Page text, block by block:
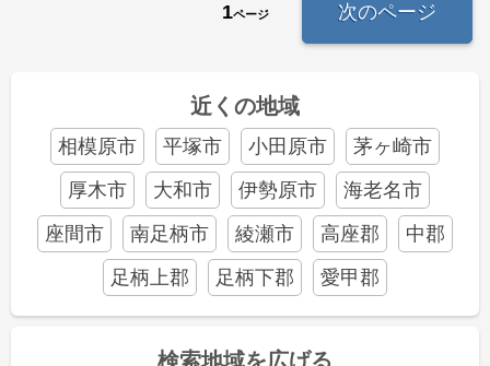
1ページ 次のページ
近くの地域
相模原市 平塚市 小田原市
茅ヶ崎市
厚木市
大和市 伊勢原市
海老名市
座間市
南足柄市 綾瀬市 高座郡
中郡
足柄上郡
足柄下郡 愛甲郡
検索地域を広げる